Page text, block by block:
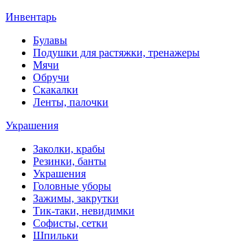
Инвентарь
Булавы
Подушки для растяжки, тренажеры
Мячи
Обручи
Скакалки
Ленты, палочки
Украшения
Заколки, крабы
Резинки, банты
Украшения
Головные уборы
Зажимы, закрутки
Тик-таки, невидимки
Софисты, сетки
Шпильки